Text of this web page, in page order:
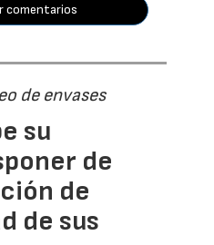
comentarios
de envases
su
de
de
de sus